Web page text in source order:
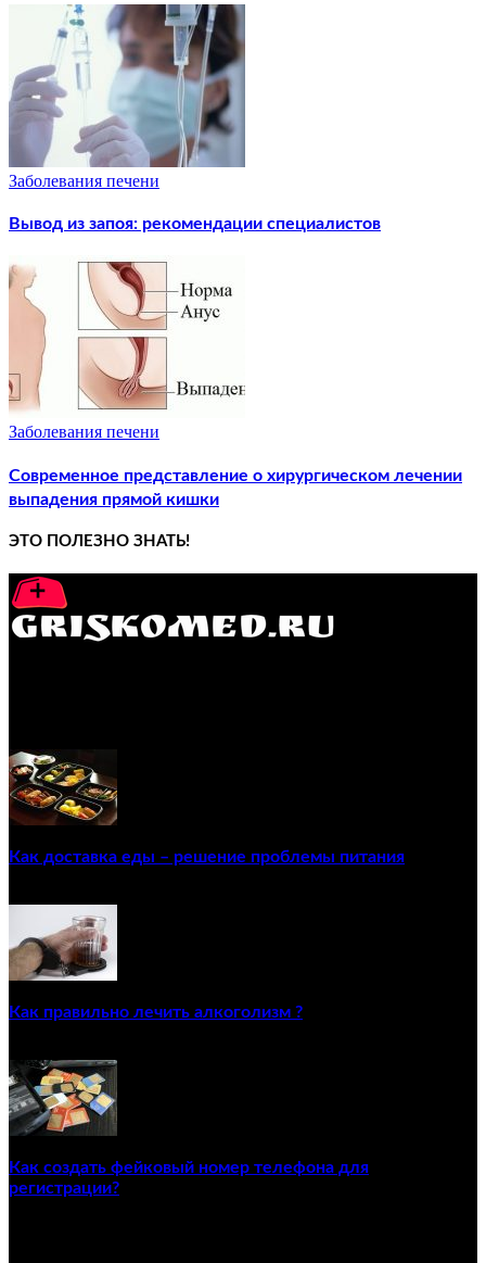
Заболевания печени
Вывод из запоя: рекомендации специалистов
Заболевания печени
Современное представление о хирургическом лечении
выпадения прямой кишки
ЭТО ПОЛЕЗНО ЗНАТЬ!
Как доставка еды – решение проблемы питания
Как правильно лечить алкоголизм ?
Как создать фейковый номер телефона для
регистрации?